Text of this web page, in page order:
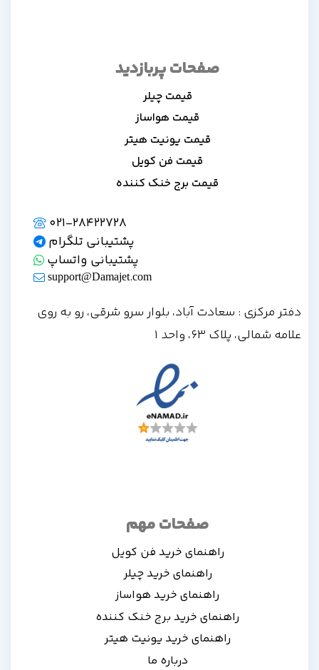
صفحات پربازدید
قیمت چیلر
قیمت هواساز
قیمت یونیت هیتر
قیمت فن کویل
قیمت برج خنک کننده
صفحات مهم
راهنمای خرید فن کویل
راهنمای خرید چیلر
راهنمای خرید هواساز
راهنمای خرید برج خنک کننده
راهنمای خرید یونیت هیتر
درباره ما
021-28422728
پشتیبانی تلگرام
پشتیبانی واتساپ
support@Damajet.com
دفتر مرکزی : سعادت آباد، بلوار سرو شرقی، رو به روی
علامه شمالی، پلاک 63، واحد 1